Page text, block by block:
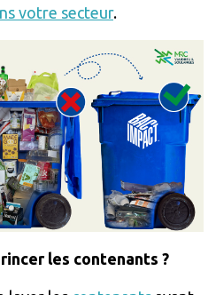
votre secteur.
les contenants ?